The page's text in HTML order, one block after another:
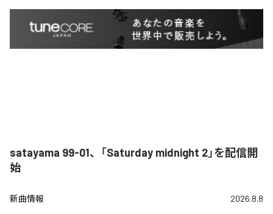
satayama 99-01、「Saturday midnight 2」を配信開
始
新曲情報 2026.8.8